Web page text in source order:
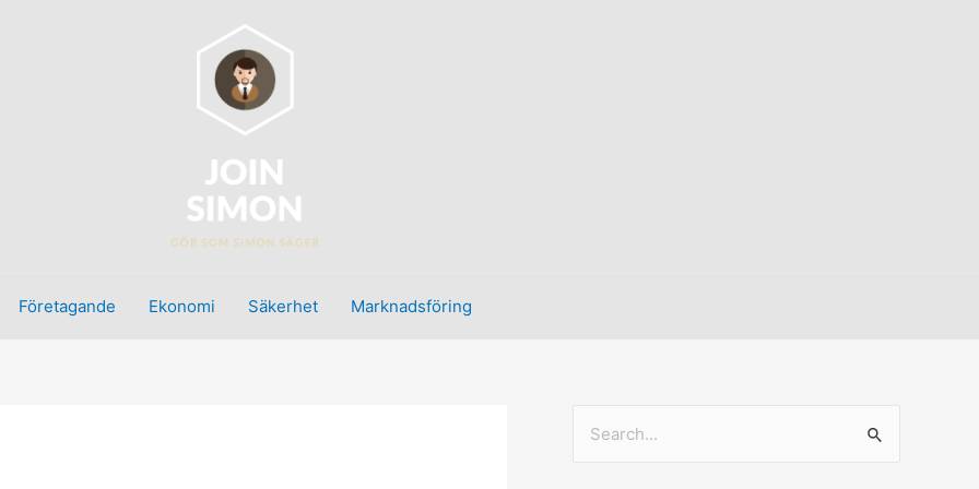
Företagande Ekonomi Säkerhet Marknadsföring